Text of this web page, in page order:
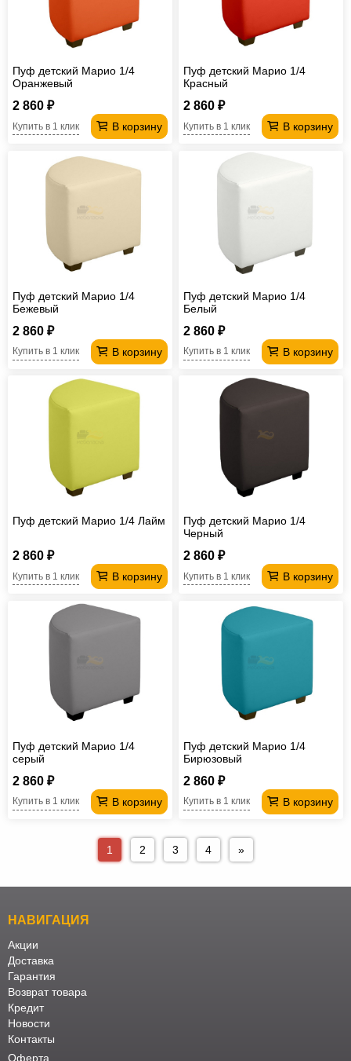
Пуф детский Марио 1/4
Оранжевый
2 860 ₽
В корзину
Купить в 1 клик
Пуф детский Марио 1/4
Красный
2 860 ₽
В корзину
Купить в 1 клик
Пуф детский Марио 1/4
Бежевый
2 860 ₽
В корзину
Купить в 1 клик
Пуф детский Марио 1/4
Белый
2 860 ₽
В корзину
Купить в 1 клик
Пуф детский Марио 1/4 Лайм
2 860 ₽
В корзину
Купить в 1 клик
Пуф детский Марио 1/4
Черный
2 860 ₽
В корзину
Купить в 1 клик
Пуф детский Марио 1/4
серый
2 860 ₽
В корзину
Купить в 1 клик
Пуф детский Марио 1/4
Бирюзовый
2 860 ₽
В корзину
Купить в 1 клик
1 2 3 4 »
НАВИГАЦИЯ
Акции
Доставка
Гарантия
Возврат товара
Кредит
Новости
Контакты
Оферта